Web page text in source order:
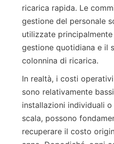
ricarica rapida. Le
gestione del personale
utilizzate
gestione quotidiana e il
colonnina di ricarica.
In realtà, i costi
sono relativamente
installazioni individuali
scala, possono
recuperare il costo